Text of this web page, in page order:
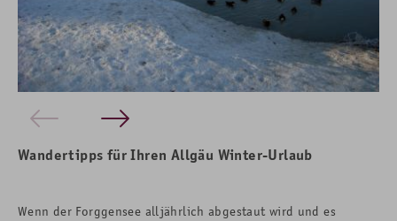
Wandertipps für Ihren Allgäu Winter-Urlaub
Wenn der Forggensee alljährlich abgestaut wird und es